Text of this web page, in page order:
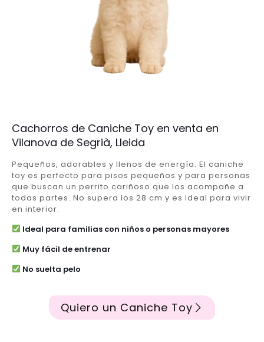
Cachorros de Caniche Toy en venta en
Vilanova de Segrià, Lleida
Pequeños, adorables y llenos de energía. El caniche
toy es perfecto para pisos pequeños y para personas
que buscan un perrito cariñoso que los acompañe a
todas partes. No supera los 28 cm y es ideal para vivir
en interior.
Ideal para familias con niños o personas mayores
Muy fácil de entrenar
No suelta pelo
Quiero un Caniche Toy